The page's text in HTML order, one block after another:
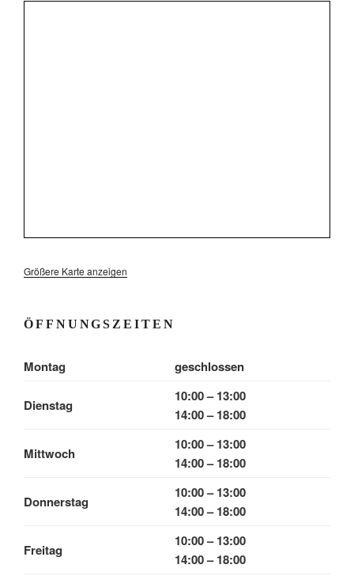
Größere Karte anzeigen
ÖFFNUNGSZEITEN
Montag geschlossen
Dienstag
10:00 – 13:00
14:00 – 18:00
Mittwoch
10:00 – 13:00
14:00 – 18:00
Donnerstag
10:00 – 13:00
14:00 – 18:00
Freitag
10:00 – 13:00
14:00 – 18:00